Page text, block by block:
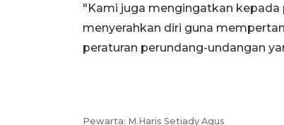
"Kami juga mengingatkan
menyerahkan diri guna
peraturan perundang-undangan
Pewarta: M.Haris Setiady Agus